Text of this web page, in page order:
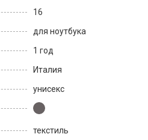
16
для ноутбука
1 год
Италия
унисекс
текстиль